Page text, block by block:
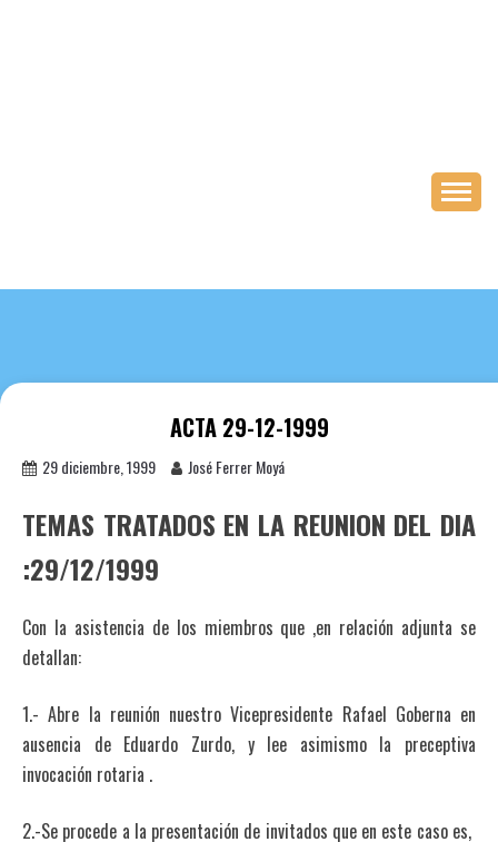
ACTA 29-12-1999
29 diciembre, 1999 José Ferrer Moyá
TEMAS TRATADOS EN LA REUNION DEL DIA
:29/12/1999
Con la asistencia de los miembros que ,en relación adjunta se
detallan:
1.- Abre la reunión nuestro Vicepresidente Rafael Goberna en
ausencia de Eduardo Zurdo, y lee asimismo la preceptiva
invocación rotaria .
2.-Se procede a la presentación de invitados que en este caso es,